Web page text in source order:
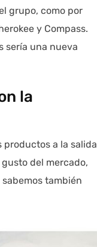
grupo, como por
y Compass.
sería una nueva
la
productos a la salida
del mercado,
también